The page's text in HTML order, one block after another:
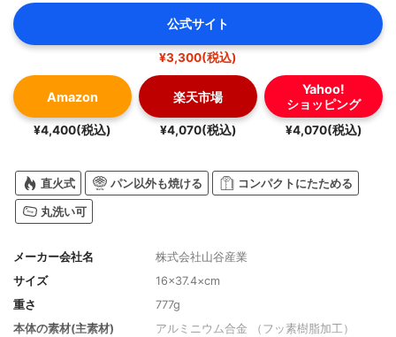
公式サイト
¥3,300(税込)
Amazon
¥4,400(税込)
楽天市場
¥4,070(税込)
Yahoo!
ショッピング
¥4,070(税込)
直火式 パン以外も焼ける コンパクトにたためる
丸洗い可
メーカー会社名
株式会社山谷産業
サイズ
16×37.4×cm
重さ
777g
本体の素材(主素材)
アルミニウム合金 （フッ素樹脂加工）